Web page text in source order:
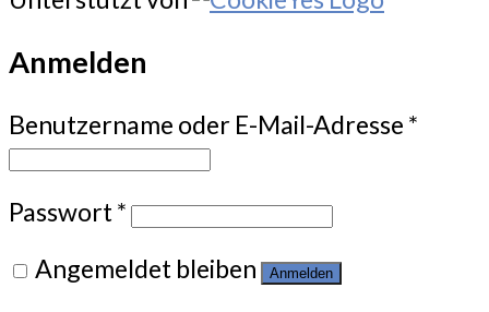
Anmelden
Benutzername oder E-Mail-Adresse *
Passwort*
Angemeldet bleiben
Anmelden